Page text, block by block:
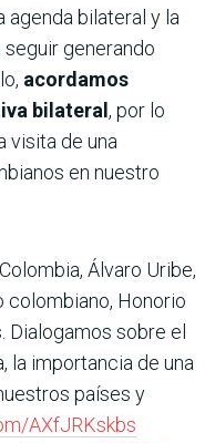
agenda bilateral y la
seguir generando
acordamos
bilateral , por lo
visita de una
en nuestro
Álvaro Uribe,
colombiano, Honorio
Dialogamos sobre el
la importancia de una
países y
AXfJRKskbs